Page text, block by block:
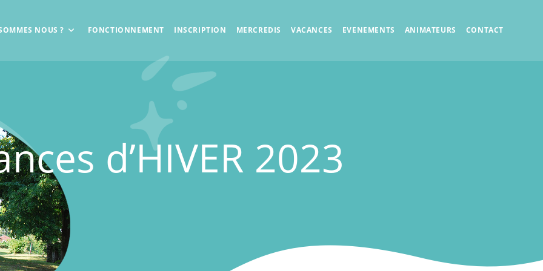
NOUS ? FONCTIONNEMENT INSCRIPTION MERCREDIS VACANCES EVENEMENTS ANIMATEURS CONTACT
d’HIVER 2023